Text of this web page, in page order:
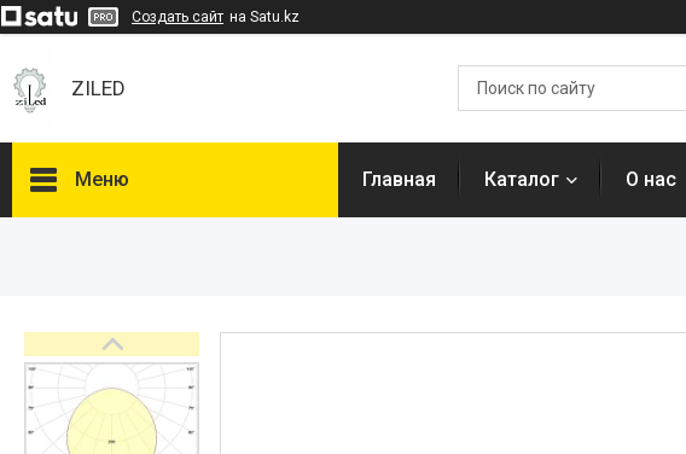
Создать сайт на Satu.kz
ZILED
Меню
ФАРЛАЙТ
NLCO
INNOLUX
Главная Каталог О нас